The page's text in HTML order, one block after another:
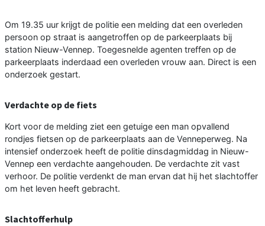
Om 19.35 uur krijgt de politie een melding dat een overleden
persoon op straat is aangetroffen op de parkeerplaats bij
station Nieuw-Vennep. Toegesnelde agenten treffen op de
parkeerplaats inderdaad een overleden vrouw aan. Direct is een
onderzoek gestart.
Verdachte op de fiets
Kort voor de melding ziet een getuige een man opvallend
rondjes fietsen op de parkeerplaats aan de Venneperweg. Na
intensief onderzoek heeft de politie dinsdagmiddag in Nieuw-
Vennep een verdachte aangehouden. De verdachte zit vast
verhoor. De politie verdenkt de man ervan dat hij het slachtoffer
om het leven heeft gebracht.
Slachtofferhulp